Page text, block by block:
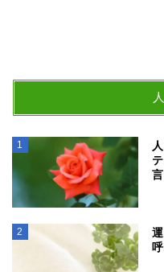
1
言
2